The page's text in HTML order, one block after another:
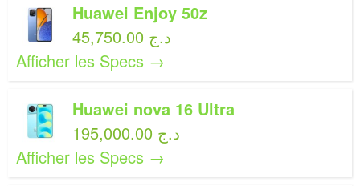
Huawei Enjoy 50z
45,750.00 د.ج
Afficher les Specs →
Huawei nova 16 Ultra
195,000.00 د.ج
Afficher les Specs →